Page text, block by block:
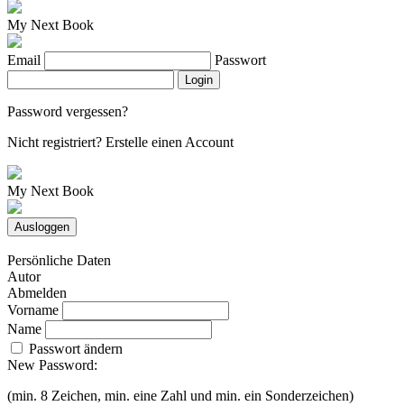
My Next Book
Email Passwort
Login
Password vergessen?
Nicht registriert? Erstelle einen Account
My Next Book
Ausloggen
Persönliche Daten
Autor
Abmelden
Vorname
Name
Passwort ändern
New Password:
(min. 8 Zeichen, min. eine Zahl und min. ein Sonderzeichen)